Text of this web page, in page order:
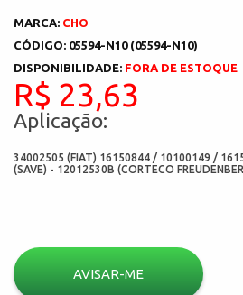
MARCA: CHO
CÓDIGO: 05594-N10 (05594-N10)
DISPONIBILIDADE: FORA DE ESTOQUE
R$ 23,63
Aplicação:
34002505 (FIAT) 16150844 / 10100149 /
(SAVE) - 12012530B (CORTECO
AVISAR-ME